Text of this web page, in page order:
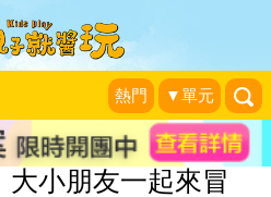
熱門 ▼單元
小朋友一起來冒